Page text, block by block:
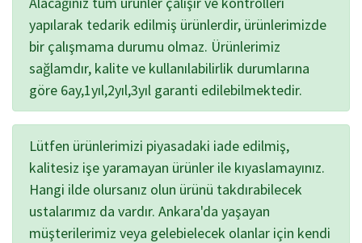
yapılarak tedarik edilmiş ürünlerdir, ürünlerimizde
bir çalışmama durumu olmaz. Ürünlerimiz
sağlamdır, kalite ve kullanılabilirlik durumlarına
göre 6ay,1yıl,2yıl,3yıl garanti edilebilmektedir.
Lütfen ürünlerimizi piyasadaki iade edilmiş,
kalitesiz işe yaramayan ürünler ile kıyaslamayınız.
Hangi ilde olursanız olun ürünü takdırabilecek
ustalarımız da vardır. Ankara'da yaşayan
müşterilerimiz veya gelebielecek olanlar için kendi